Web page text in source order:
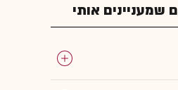
שמעניינים אותי